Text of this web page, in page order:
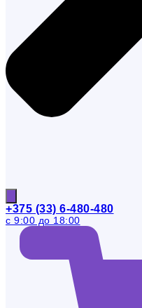
+375 (33) 6-480-480
с 9:00 до 18:00